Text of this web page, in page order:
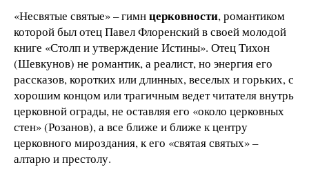
«Несвятые святые» – гимнцерковности, романтиком
которой был отец Павел Флоренский в своей молодой
книге «Столп и утверждение Истины». Отец Тихон
(Шевкунов) не романтик, а реалист, но энергия его
рассказов, коротких или длинных, веселых и горьких, с
хорошим концом или трагичным ведет читателя внутрь
церковной ограды, не оставляя его «около церковных
стен» (Розанов), а все ближе и ближе к центру
церковного мироздания, к его «святая святых» –
алтарю и престолу.